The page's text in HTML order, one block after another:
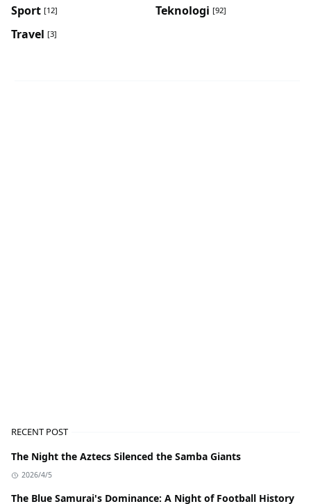
Sport [12] Teknologi [92]
Travel [3]
RECENT POST
The Night the Aztecs Silenced the Samba Giants
2026/4/5
The Blue Samurai's Dominance: A Night of Football History